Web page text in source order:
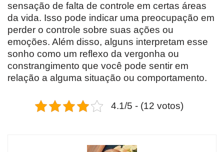
sensação de falta de controle em certas áreas
da vida. Isso pode indicar uma preocupação em
perder o controle sobre suas ações ou
emoções. Além disso, alguns interpretam esse
sonho como um reflexo da vergonha ou
constrangimento que você pode sentir em
relação a alguma situação ou comportamento.
4.1/5 - (12 votos)